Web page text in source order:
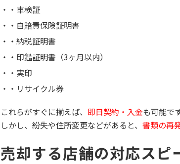
・車検証
・自賠責保険証明書
・納税証明書
・印鑑証明書（3ヶ月以内）
・実印
・リサイクル券
これらがすぐに揃えば、 即日契約・入金も可能です
しかし、紛失や住所変更などがあると、 書類の再
売却する店舗の対応スピ